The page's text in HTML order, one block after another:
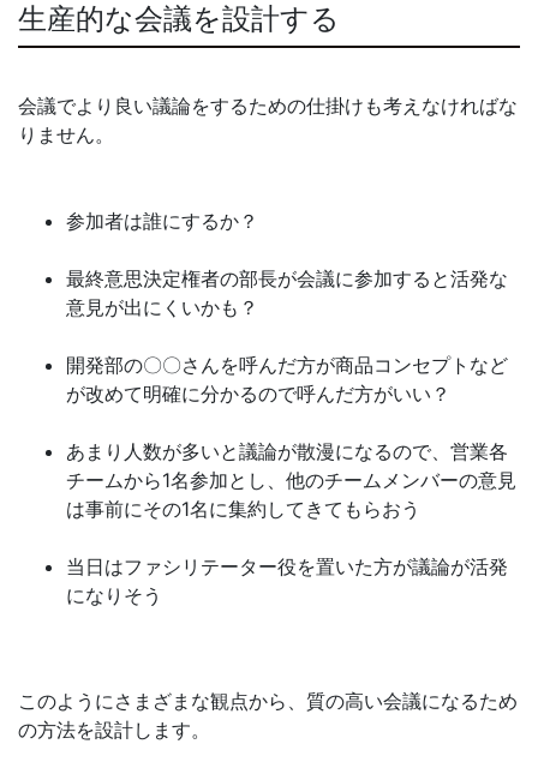
生産的な会議を設計する
会議でより良い議論をするための仕掛けも考えなければな
りません。
参加者は誰にするか？
最終意思決定権者の部長が会議に参加すると活発な
意見が出にくいかも？
開発部の〇〇さんを呼んだ方が商品コンセプトなど
が改めて明確に分かるので呼んだ方がいい？
あまり人数が多いと議論が散漫になるので、営業各
チームから1名参加とし、他のチームメンバーの意見
は事前にその1名に集約してきてもらおう
当日はファシリテーター役を置いた方が議論が活発
になりそう
このようにさまざまな観点から、質の高い会議になるため
の方法を設計します。